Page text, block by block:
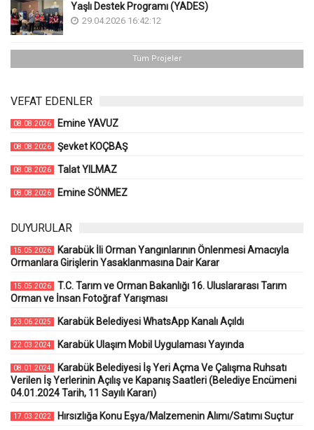
Yaşlı Destek Programı (YADES)
29.04.2026 16:42:12
Tüm Projeler
VEFAT EDENLER
08.08.2026 Emine YAVUZ
08.08.2026 Şevket KOÇBAŞ
08.08.2026 Talat YILMAZ
08.08.2026 Emine SÖNMEZ
DUYURULAR
15.05.2026
Karabük İli Orman Yangınlarının Önlenmesi Amacıyla
Ormanlara Girişlerin Yasaklanmasına Dair Karar
15.05.2026
T.C. Tarım ve Orman Bakanlığı 16. Uluslararası Tarım
Orman ve İnsan Fotoğraf Yarışması
23.06.2025 Karabük Belediyesi WhatsApp Kanalı Açıldı
22.03.2024 Karabük Ulaşım Mobil Uygulaması Yayında
08.01.2024
Karabük Belediyesi İş Yeri Açma Ve Çalışma Ruhsatı
Verilen İş Yerlerinin Açılış ve Kapanış Saatleri (Belediye Encümeni
04.01.2024 Tarih, 11 Sayılı Kararı)
17.03.2022 Hırsızlığa Konu Eşya/Malzemenin Alımı/Satımı Suçtur